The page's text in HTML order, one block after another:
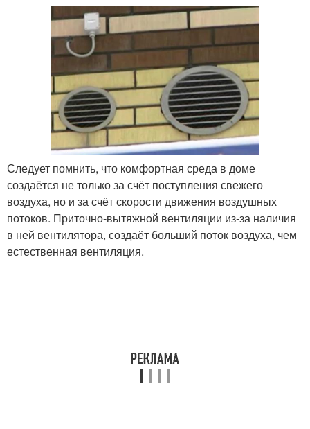
Следует помнить, что комфортная среда в доме
создаётся не только за счёт поступления свежего
воздуха, но и за счёт скорости движения воздушных
потоков. Приточно-вытяжной вентиляции из-за наличия
в ней вентилятора, создаёт больший поток воздуха, чем
естественная вентиляция.